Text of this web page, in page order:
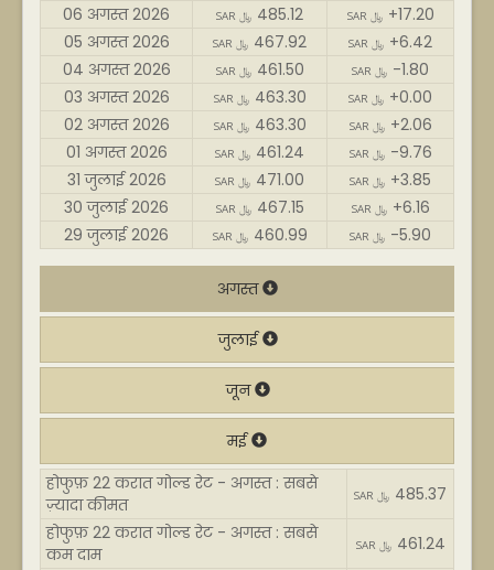
06 अगस्त 2026
SAR ﷼ 485.12 SAR ﷼ +17.20
05 अगस्त 2026
SAR ﷼ 467.92 SAR ﷼ +6.42
04 अगस्त 2026
SAR ﷼ 461.50 SAR ﷼ -1.80
03 अगस्त 2026
SAR ﷼ 463.30 SAR ﷼ +0.00
02 अगस्त 2026
SAR ﷼ 463.30 SAR ﷼ +2.06
01 अगस्त 2026
SAR ﷼ 461.24 SAR ﷼ -9.76
31 जुलाई 2026
SAR ﷼ 471.00 SAR ﷼ +3.85
30 जुलाई 2026
SAR ﷼ 467.15 SAR ﷼ +6.16
29 जुलाई 2026
SAR ﷼ 460.99 SAR ﷼ -5.90
अगस्त
जुलाई
जून
मई
होफुफ़ 22 करात गोल्ड रेट - अगस्त : सबसे
ज़्यादा कीमत
SAR ﷼ 485.37
होफुफ़ 22 करात गोल्ड रेट - अगस्त : सबसे
कम दाम
SAR ﷼ 461.24